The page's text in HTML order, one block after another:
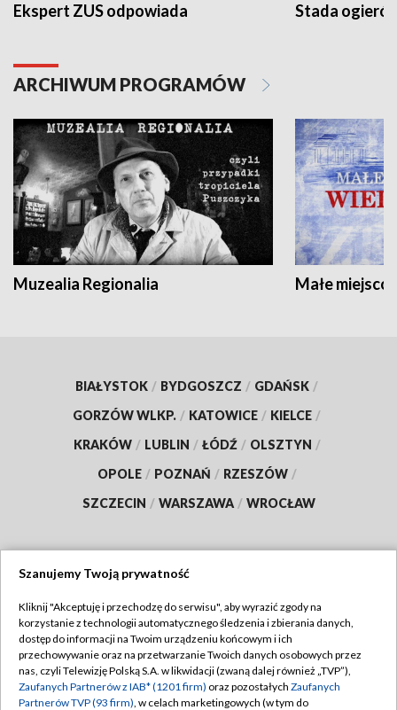
Ekspert ZUS odpowiada Stada
ARCHIWUM PROGRAMÓW
Muzealia Regionalia Małe
BIAŁYSTOK / BYDGOSZCZ / GDAŃSK /
GORZÓW WLKP. / KATOWICE / KIELCE /
KRAKÓW / LUBLIN / ŁÓDŹ / OLSZTYN /
OPOLE / POZNAŃ / RZESZÓW /
SZCZECIN / WARSZAWA / WROCŁAW
TVP
Abonament TVP
Emisja w TVP
Regulamin TVP
Polityka prywatności
Szanujemy Twoją prywatność
Kliknij "Akceptuję i przechodzę do serwisu", aby wyrazić zgody na
korzystanie z technologii automatycznego śledzenia i zbierania danych,
dostęp do informacji na Twoim urządzeniu końcowym i ich
przechowywanie oraz na przetwarzanie Twoich danych osobowych przez
nas, czyli Telewizję Polską S.A. w likwidacji (zwaną dalej również „TVP”),
Zaufanych Partnerów z IAB* (1201 firm) oraz pozostałych Zaufanych
Partnerów TVP (93 firm), w celach marketingowych (w tym do